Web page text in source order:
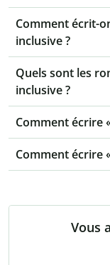
Comment écrit-
inclusive ?
Quels sont les
inclusive ?
Comment écrire
Comment écrire
Vous